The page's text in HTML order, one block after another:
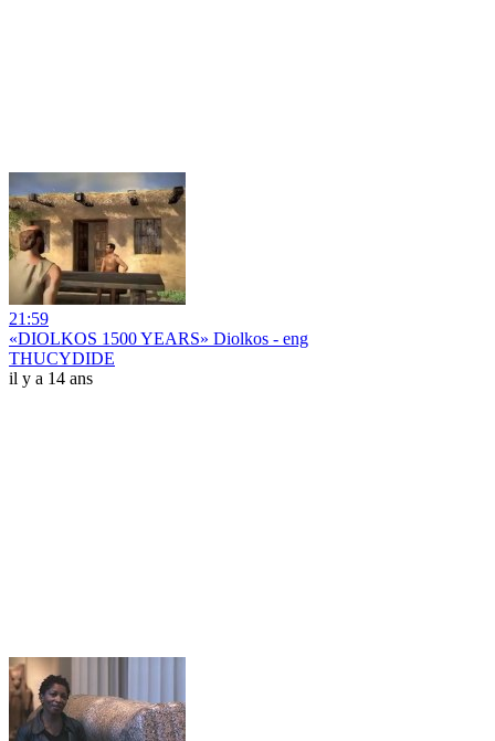
21:59
«DIOLKOS 1500 YEARS» Diolkos - eng
THUCYDIDE
il y a 14 ans